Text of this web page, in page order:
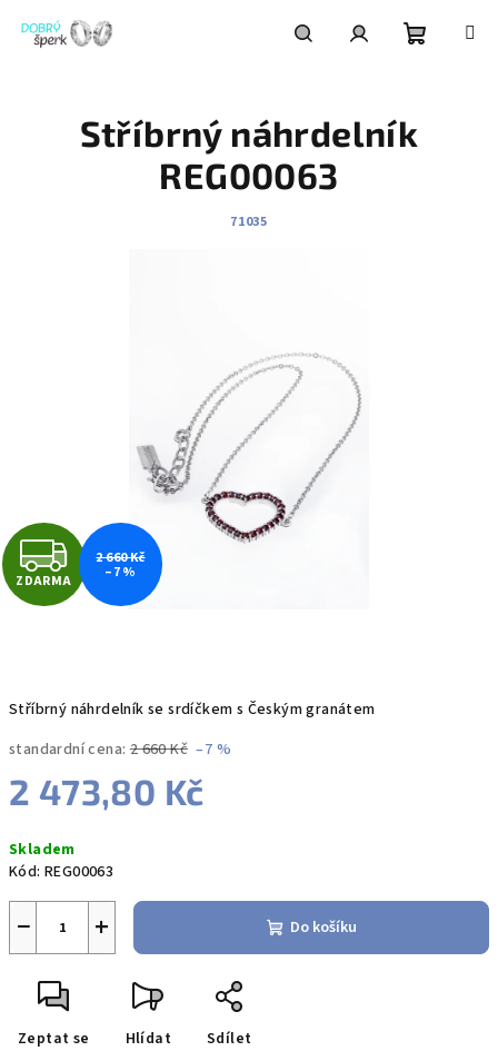
obsah
košík
Stříbrný náhrdelník se srdíčkem s Českým granátem
standardní cena: 2 660 Kč –7 %
2 473,80 Kč
cena:
Skladem
Kód: REG00063
+
− Do košíku
Zeptat se Hlídat Sdílet
Stříbrný náhrdelník
REG00063
71035
Z
D
R
M
A
ZDARMA
2 660 Kč
–7 %